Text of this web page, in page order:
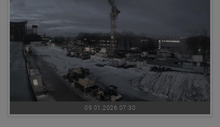
09.01.2026 07:30